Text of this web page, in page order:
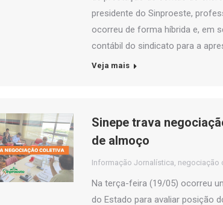
presidente do Sinproeste,
ocorreu de forma híbrida e, em
contábil do sindicato para a
Veja mais
Sinepe trava
de almoço
Informação Jornalística, negociação
Na terça-feira (19/05) ocorreu
do Estado para avaliar posição